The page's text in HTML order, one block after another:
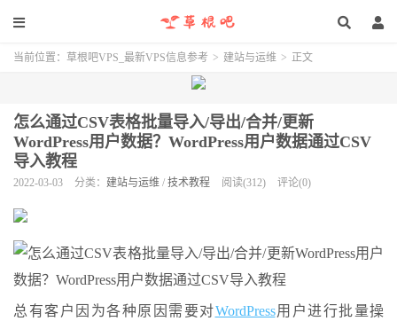
当前位置： 草根吧VPS_最新VPS信息参考 > 建站与运维 > 正文
怎么通过CSV表格批量导入/导出/合并/更新
WordPress用户数据？WordPress用户数据通过CSV
导入教程
2022-03-03 分类： 建站与运维 / 技术教程 阅读(312) 评论(0)
总有客户因为各种原因需要对WordPress用户进行批量操